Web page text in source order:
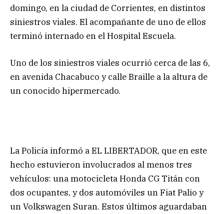
domingo, en la ciudad de Corrientes, en distintos
siniestros viales. El acompañante de uno de ellos
terminó internado en el Hospital Escuela.
Uno de los siniestros viales ocurrió cerca de las 6,
en avenida Chacabuco y calle Braille a la altura de
un conocido hipermercado.
La Policía informó a EL LIBERTADOR, que en este
hecho estuvieron involucrados al menos tres
vehículos: una motocicleta Honda CG Titán con
dos ocupantes, y dos automóviles un Fiat Palio y
un Volkswagen Suran. Estos últimos aguardaban